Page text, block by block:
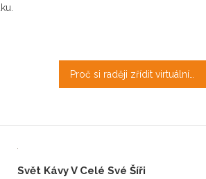
Proč si raději zřídit virtuální sídlo pro OSVČ mimo vaše bydliště
Svět Kávy V Celé Své Šíři